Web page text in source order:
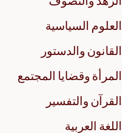
العلوم السياسية
القانون والدستور
المرأة وقضايا المجتمع
القرآن والتفسير
اللغة العربية